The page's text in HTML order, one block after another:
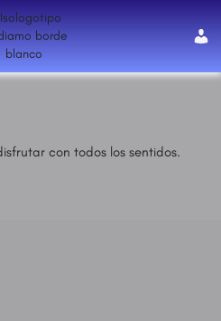
con todos los sentidos.